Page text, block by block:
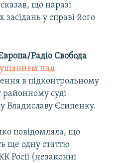
що наразі
у справі його
Радіо Свобода
над
в підконтрольному
районному суді
Владиславу Єсипенку.
повідомляла, що
ще одну статтю
Росії (незаконні